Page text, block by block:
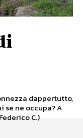
dappertutto,
ne occupa? A
di Federico C.)